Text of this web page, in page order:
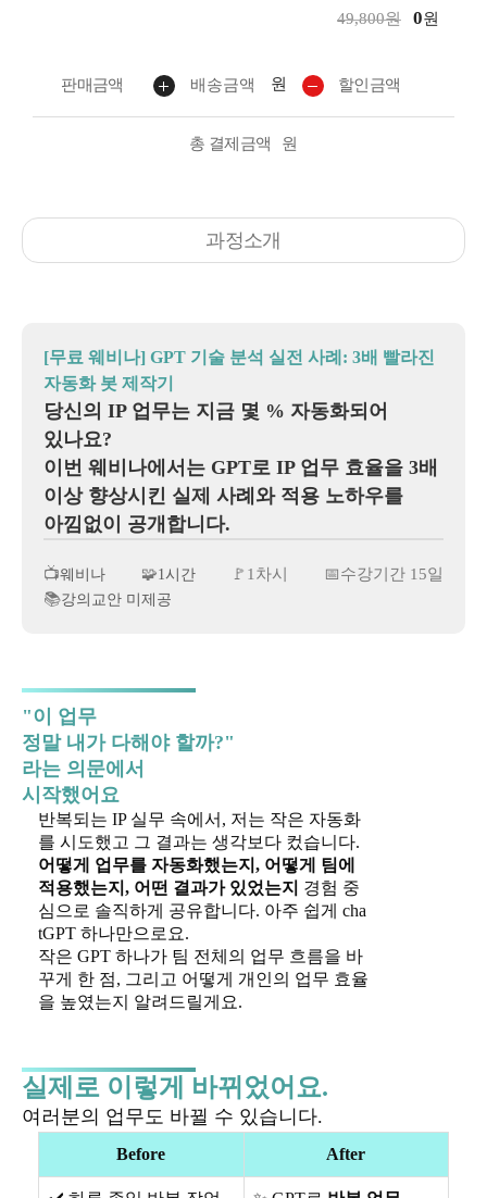
49,800원
0원
판매금액 배송금액 원 할인금액
총 결제금액 원
과정소개
[무료 웨비나] GPT 기술 분석 실전 사례: 3배 빨라진
자동화 봇 제작기
당신의 IP 업무는 지금 몇 % 자동화되어
있나요?
이번 웨비나에서는 GPT로 IP 업무 효율을 3배
이상 향상시킨 실제 사례와 적용 노하우를
아낌없이 공개합니다.
📺웨비나 🧩1시간 🚩1차시
📅수강기간 15일
📚강의교안 미제공
"이 업무
정말 내가 다해야 할까?"
라는 의문에서
시작했어요
반복되는 IP 실무 속에서, 저는 작은 자동화
를 시도했고 그 결과는 생각보다 컸습니다.
어떻게 업무를 자동화했는지, 어떻게 팀에
적용했는지, 어떤 결과가 있었는지 경험 중
심으로 솔직하게 공유합니다. 아주 쉽게 cha
tGPT 하나만으로요.
작은 GPT 하나가 팀 전체의 업무 흐름을 바
꾸게 한 점, 그리고 어떻게 개인의 업무 효율
을 높였는지 알려드릴게요.
실제로 이렇게 바뀌었어요.
여러분의 업무도 바뀔 수 있습니다.
Before After